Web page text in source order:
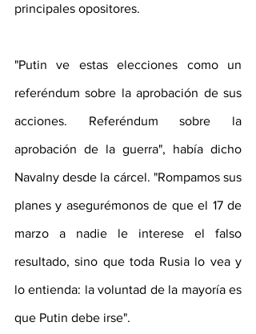
principales opositores.
"Putin ve estas elecciones como un
referéndum sobre la aprobación de sus
acciones. Referéndum sobre la
aprobación de la guerra", había dicho
Navalny desde la cárcel. "Rompamos sus
planes y asegurémonos de que el 17 de
marzo a nadie le interese el falso
resultado, sino que toda Rusia lo vea y
lo entienda: la voluntad de la mayoría es
que Putin debe irse".